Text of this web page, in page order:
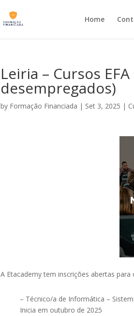
Home
Leiria – Cursos
desempregados)
by Formação Financiada | Set 3, 2025 |
A Etacademy tem inscrições abertas
– Técnico/a de Informática –
Inicia em outubro de 2025